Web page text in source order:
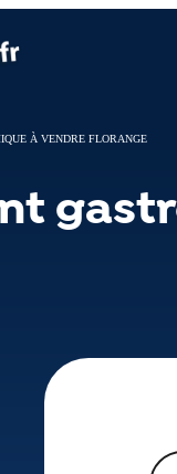
À VENDRE FLORANGE